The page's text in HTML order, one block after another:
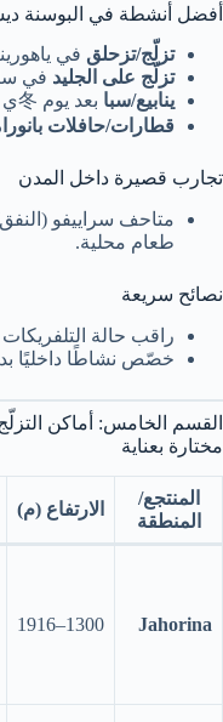
أفضل أنشطة في البوسنة
تزلّج/تزحلق في
تزلّج على الجليد في
ينابيع/سبا بعد يوم 冬ي طويل.
قطارات/حافلات
تجارب قصيرة داخل المدن
متاحف سراييفو
طعام محلية.
نصائح سريعة
راقب حالة التلفريكات
خصّص نشاطًا داخليًا
القسم الخامس: أماكن
مختارة بعناية
المنتجع/
المنطقة
الارتفاع (م)
Jahorina
1300–1916